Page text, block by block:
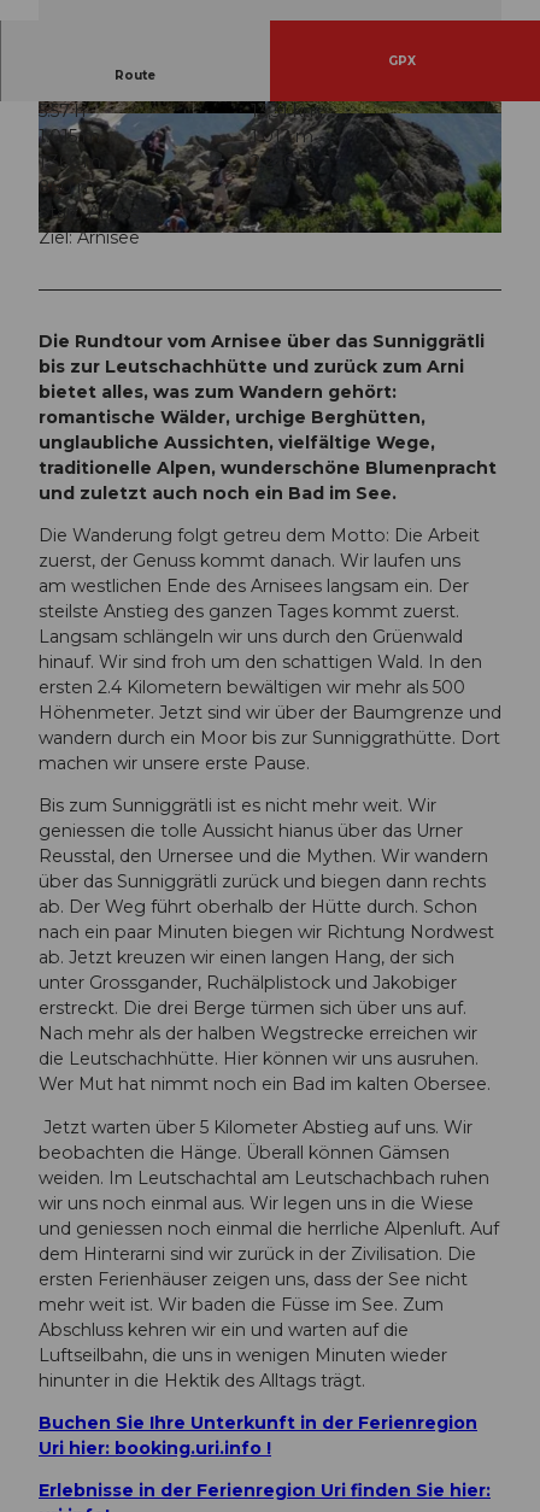
© Martin Gnos, Sunnigrathütte |
© Martin Gnos, Sunniggrathütte | © Martin Gnos, Sunniggrathütte |
Route
GPX
5:57 h
13,31 km
1.015 m
1.012 m
1.366 m
2.226 m
860 m
Start: Arnisee
Ziel: Arnisee
Die Rundtour vom Arnisee über das Sunniggrätli
bis zur Leutschachhütte und zurück zum Arni
bietet alles, was zum Wandern gehört:
romantische Wälder, urchige Berghütten,
unglaubliche Aussichten, vielfältige Wege,
traditionelle Alpen, wunderschöne Blumenpracht
und zuletzt auch noch ein Bad im See.
Die Wanderung folgt getreu dem Motto: Die Arbeit
zuerst, der Genuss kommt danach. Wir laufen uns
am westlichen Ende des Arnisees langsam ein. Der
steilste Anstieg des ganzen Tages kommt zuerst.
Langsam schlängeln wir uns durch den Grüenwald
hinauf. Wir sind froh um den schattigen Wald. In den
ersten 2.4 Kilometern bewältigen wir mehr als 500
Höhenmeter. Jetzt sind wir über der Baumgrenze und
wandern durch ein Moor bis zur Sunniggrathütte. Dort
machen wir unsere erste Pause.
Bis zum Sunniggrätli ist es nicht mehr weit. Wir
geniessen die tolle Aussicht hianus über das Urner
Reusstal, den Urnersee und die Mythen. Wir wandern
über das Sunniggrätli zurück und biegen dann rechts
ab. Der Weg führt oberhalb der Hütte durch. Schon
nach ein paar Minuten biegen wir Richtung Nordwest
ab. Jetzt kreuzen wir einen langen Hang, der sich
unter Grossgander, Ruchälplistock und Jakobiger
erstreckt. Die drei Berge türmen sich über uns auf.
Nach mehr als der halben Wegstrecke erreichen wir
die Leutschachhütte. Hier können wir uns ausruhen.
Wer Mut hat nimmt noch ein Bad im kalten Obersee.
Jetzt warten über 5 Kilometer Abstieg auf uns. Wir
beobachten die Hänge. Überall können Gämsen
weiden. Im Leutschachtal am Leutschachbach ruhen
wir uns noch einmal aus. Wir legen uns in die Wiese
und geniessen noch einmal die herrliche Alpenluft. Auf
dem Hinterarni sind wir zurück in der Zivilisation. Die
ersten Ferienhäuser zeigen uns, dass der See nicht
mehr weit ist. Wir baden die Füsse im See. Zum
Abschluss kehren wir ein und warten auf die
Luftseilbahn, die uns in wenigen Minuten wieder
hinunter in die Hektik des Alltags trägt.
Buchen Sie Ihre Unterkunft in der Ferienregion
Uri hier: booking.uri.info !
Erlebnisse in der Ferienregion Uri finden Sie hier: